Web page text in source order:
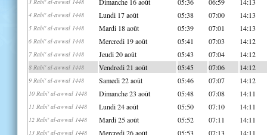
3 Rabi' al-awwal 1448
4 Rabi' al-awwal 1448 Lundi 17 août 05:38 07:00 14:13
5 Rabi' al-awwal 1448 Mardi 18 août 05:39 07:01 14:13
6 Rabi' al-awwal 1448 Mercredi 19 août 05:41 07:03 14:12
7 Rabi' al-awwal 1448 Jeudi 20 août 05:43 07:04 14:12
8 Rabi' al-awwal 1448 Vendredi 21 août 05:45 07:06 14:12
9 Rabi' al-awwal 1448 Samedi 22 août 05:46 07:07 14:12
10 Rabi' al-awwal 1448 Dimanche 23 août 05:48 07:08 14:11
11 Rabi' al-awwal 1448 Lundi 24 août 05:50 07:10 14:11
12 Rabi' al-awwal 1448 Mardi 25 août 05:52 07:11 14:11
13 Rabi' al-awwal 1448 Mercredi 26 août 05:53 07:13 14:11